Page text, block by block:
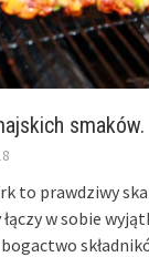
to prawdziwy
w sobie